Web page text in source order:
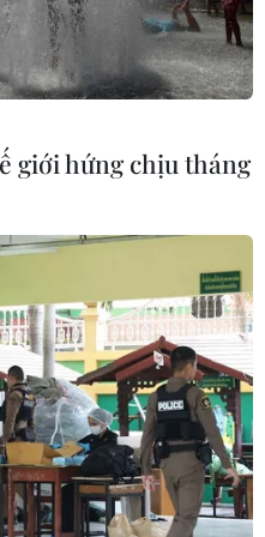
thị trường bất động
lành mạnh và bền
Phó Thủ tướng Lê Minh Khái
bất động sản an toàn, lành
Giang/TTXVN)
giới hứng chịu tháng